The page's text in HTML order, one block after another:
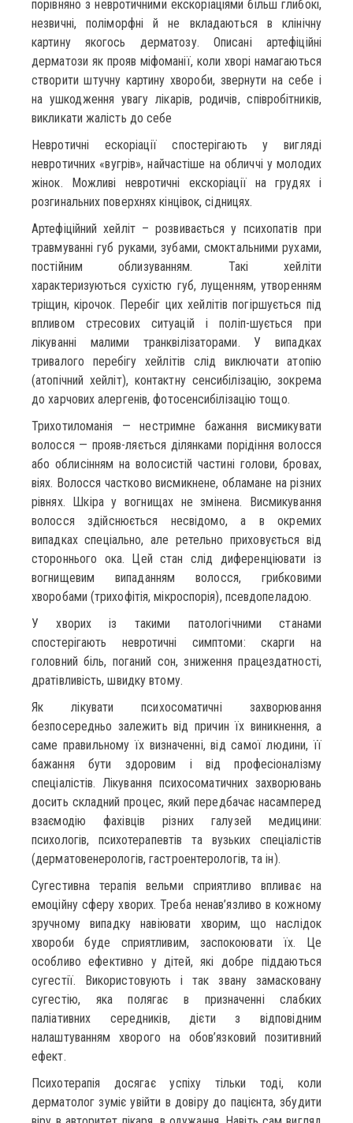
порівняно з невротичними екскоріаціями більш глибокі,
незвичні, поліморфні й не вкладаються в клінічну
картину якогось дерматозу. Описані артефіційні
дерматози як прояв міфоманії, коли хворі намага­ються
створити штучну картину хвороби, звернути на себе і
на ушкодження увагу лікарів, родичів, співробітників,
викликати жалість до себе
Невротичні ескоріації спостерігають у вигляді
невротичних «вугрів», найчастіше на обличчі у молодих
жінок. Можливі невротичні екскоріації на грудях і
розгинальних поверхнях кінцівок, сідницях.
Артефіційний хейліт – розвивається у психопатів при
травмуванні губ руками, зубами, смоктальними рухами,
постійним облизуванням. Такі хейліти
характеризуються сухістю губ, лущенням, утворенням
тріщин, кірочок. Перебіг цих хейлітів погіршується під
впливом стресових ситуацій і поліп-шується при
лікуванні малими транквілізаторами. У випадках
тривалого перебігу хейлітів слід виключати атопію
(атопічний хейліт), контактну сенсибілізацію, зокрема
до харчових алергенів, фотосенсибілізацію тощо.
Трихотиломанія — нестримне бажання висмикувати
волосся — прояв-ляється ділянками порідіння волосся
або облисінням на волосистій частині голови, бровах,
віях. Волосся частково висмикнене, обламане на різних
рівнях. Шкіра у вогнищах не змінена. Висмикування
волосся здійснюється несвідомо, а в окремих
випадках спеціально, але ретельно приховується від
стороннього ока. Цей стан слід диференціювати із
вогнищевим випаданням волосся, грибковими
хворобами (трихофітія, мікроспорія), псевдопеладою.
У хворих із такими патологічними станами
спостерігають невротичні симптоми: скарги на
головний біль, поганий сон, зниження працездатності,
дратівливість, швидку втому.
Як лікувати психосоматичні захворювання
безпосередньо залежить від причин їх виникнення, а
саме правильному їх визначенні, від самої людини, її
бажання бути здоровим і від професіоналізму
спеціалістів. Лікування психосоматичних захворювань
досить складний процес, який передбачає насамперед
взаємодію фахівців різних галузей медицини:
психологів, психотерапевтів та вузьких спеціалістів
(дерматовенерологів, гастроентерологів, та ін).
Сугестивна терапія вельми сприятливо впливає на
емоційну сферу хворих. Треба ненав’язливо в кожному
зручному випадку навіювати хворим, що наслідок
хвороби буде сприятливим, заспокоювати їх. Це
особливо ефек­тивно у дітей, які добре піддаються
сугестії. Використовують і так звану замасковану
сугестію, яка полягає в призначенні слабких
паліативних серед­ників, дієти з відповідним
налаштуванням хворого на обов’язковий пози­тивний
ефект.
Психотерапія досягає успіху тільки тоді, коли
дерматолог зуміє увійти в довіру до пацієнта, збудити